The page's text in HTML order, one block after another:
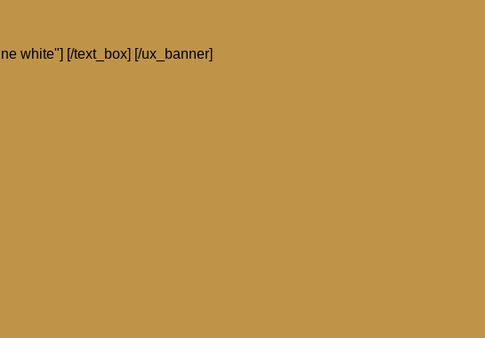
white"] [/text_box] [/ux_banner]